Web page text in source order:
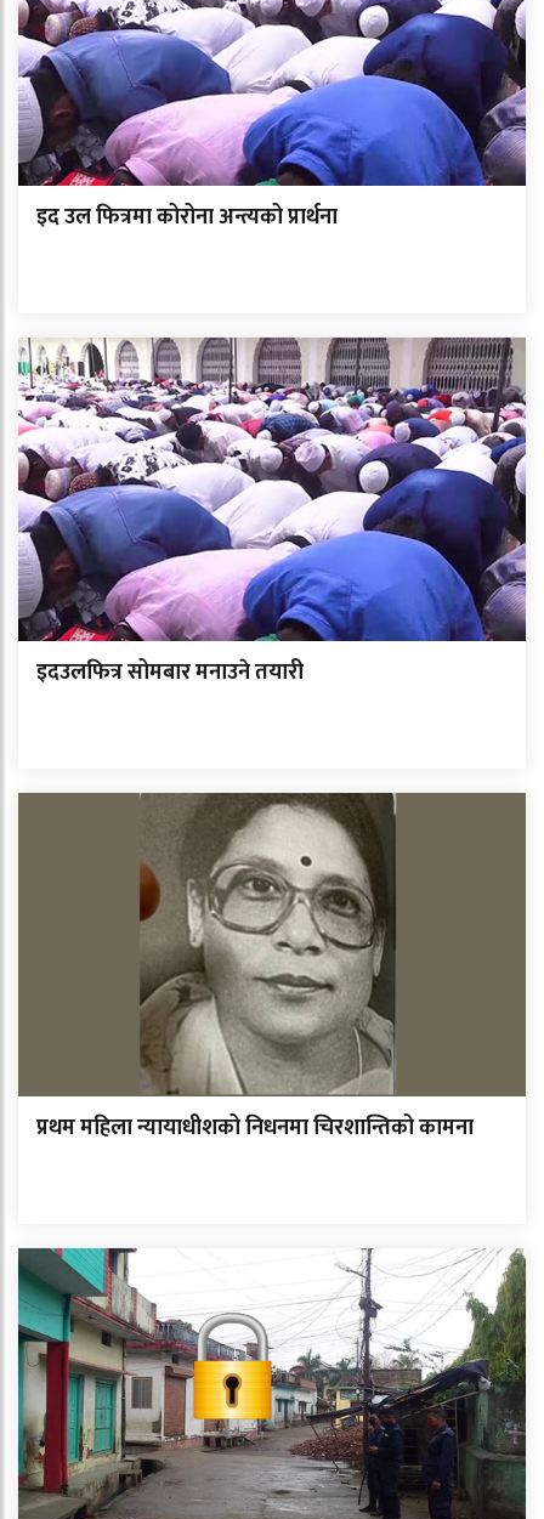
इद उल फित्रमा कोरोना अन्त्यको प्रार्थना
इदउलफित्र सोमबार मनाउने तयारी
प्रथम महिला न्यायाधीशको निधनमा चिरशान्तिको कामना